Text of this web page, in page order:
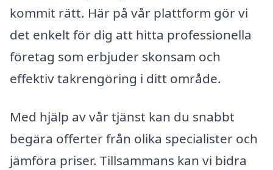
kommit rätt. Här på vår plattform gör vi
det enkelt för dig att hitta professionella
företag som erbjuder skonsam och
effektiv takrengöring i ditt område.
Med hjälp av vår tjänst kan du snabbt
begära offerter från olika specialister och
jämföra priser. Tillsammans kan vi bidra